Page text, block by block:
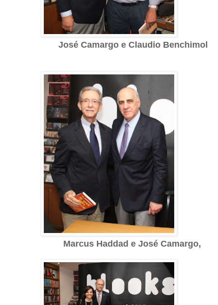
José Camargo e Claudio Benchimol
Marcus Haddad e José Camargo,